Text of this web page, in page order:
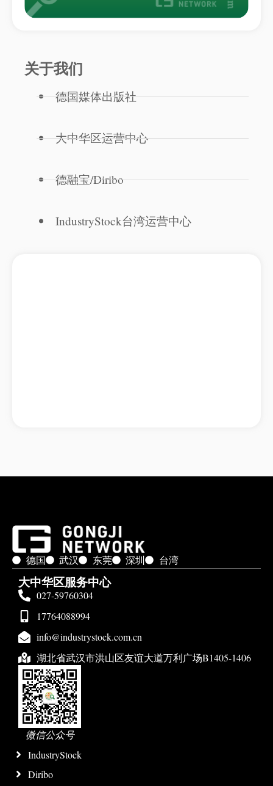
关于我们
德国媒体出版社
大中华区运营中心
德融宝/Diribo
IndustryStock台湾运营中心
德国 武汉 东莞 深圳 台湾
大中华区服务中心
027-59760304
17764088994
info@industrystock.com.cn
湖北省武汉市洪山区友谊大道万利广场B1405-1406
微信公众号
IndustryStock
Diribo